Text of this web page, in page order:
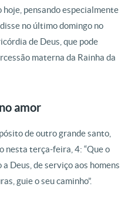
pensando especialmente
no último domingo no
de Deus, que pode
materna da Rainha da
amor
de outro grande santo,
nesta terça-feira, 4: “Que o
Deus, de serviço aos homens
guie o seu caminho”.